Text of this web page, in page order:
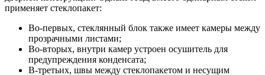
применяет стеклопакет:
Во-первых, стеклянный блок также имеет камеры между
прозрачными листами;
Во-вторых, внутри камер устроен осушитель для
предупреждения конденсата;
В-третьих, швы между стеклопакетом и несущим